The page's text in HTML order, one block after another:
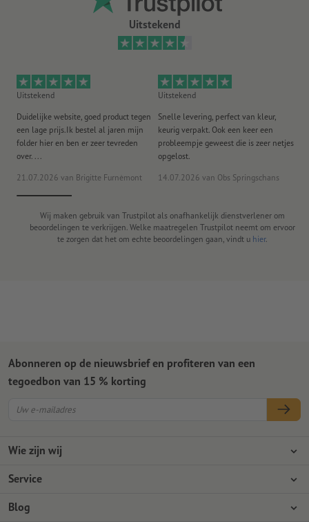
Uitstekend
Uitstekend
Duidelijke website, goed product tegen
een lage prijs.Ik bestel al jaren mijn
folder hier en ben er zeer tevreden
over. ...
21.07.2026 van Brigitte Furnèmont
Uitstekend
Snelle levering, perfect van kleur,
keurig verpakt. Ook een keer een
probleempje geweest die is zeer netjes
opgelost.
14.07.2026 van Obs Springschans
Wij maken gebruik van Trustpilot als onafhankelijk dienstverlener om
beoordelingen te verkrijgen. Welke maatregelen Trustpilot neemt om ervoor
te zorgen dat het om echte beoordelingen gaan, vindt u hier.
Wie zijn wij
Ondernemingen
Service
Betaalwijzen
Blog
Abonneren op de nieuwsbrief en profiteren van een
tegoedbon van 15 % korting